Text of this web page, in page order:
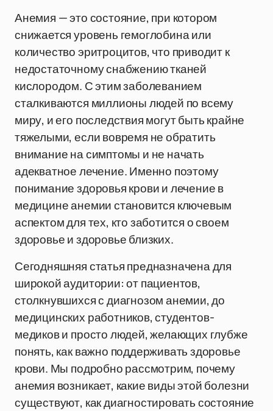
Анемия — это состояние, при котором
снижается уровень гемоглобина или
количество эритроцитов, что приводит к
недостаточному снабжению тканей
кислородом. С этим заболеванием
сталкиваются миллионы людей по всему
миру, и его последствия могут быть крайне
тяжелыми, если вовремя не обратить
внимание на симптомы и не начать
адекватное лечение. Именно поэтому
понимание здоровья крови и лечение в
медицине анемии становится ключевым
аспектом для тех, кто заботится о своем
здоровье и здоровье близких.
Сегодняшняя статья предназначена для
широкой аудитории: от пациентов,
столкнувшихся с диагнозом анемии, до
медицинских работников, студентов-
медиков и просто людей, желающих глубже
понять, как важно поддерживать здоровье
крови. Мы подробно рассмотрим, почему
анемия возникает, какие виды этой болезни
существуют, как диагностировать состояние